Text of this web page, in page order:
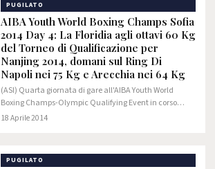
PUGILATO
AIBA Youth World Boxing Champs Sofia
2014 Day 4: La Floridia agli ottavi 60 Kg
del Torneo di Qualificazione per
Nanjing 2014, domani sul Ring Di
Napoli nei 75 Kg e Arecchia nei 64 Kg
(ASI) Quarta giornata di gare all'AIBA Youth World
Boxing Champs-Olympic Qualifying Event in corso
presso l'Armeec Arena di Sofia (Bulgaria). Alla
18 Aprile 2014
PUGILATO